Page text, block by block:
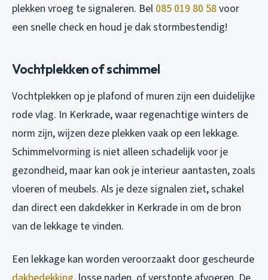
plekken vroeg te signaleren. Bel 085 019 80 58voor
een snelle check en houd je dak stormbestendig!
Vochtplekken of schimmel
Vochtplekken op je plafond of muren zijn een duidelijke
rode vlag. In Kerkrade, waar regenachtige winters de
norm zijn, wijzen deze plekken vaak op een lekkage.
Schimmelvorming is niet alleen schadelijk voor je
gezondheid, maar kan ook je interieur aantasten, zoals
vloeren of meubels. Als je deze signalen ziet, schakel
dan direct een dakdekker in Kerkrade in om de bron
van de lekkage te vinden.
Een lekkage kan worden veroorzaakt door gescheurde